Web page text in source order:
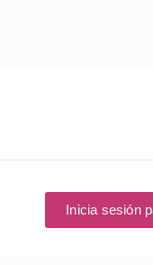
Inicia sesión